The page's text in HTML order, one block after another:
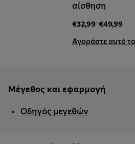
αίσθηση
€32,99-€49,99
Αγοράστε αυτό
Μέγεθος και εφαρμογή
Οδηγός μεγεθών